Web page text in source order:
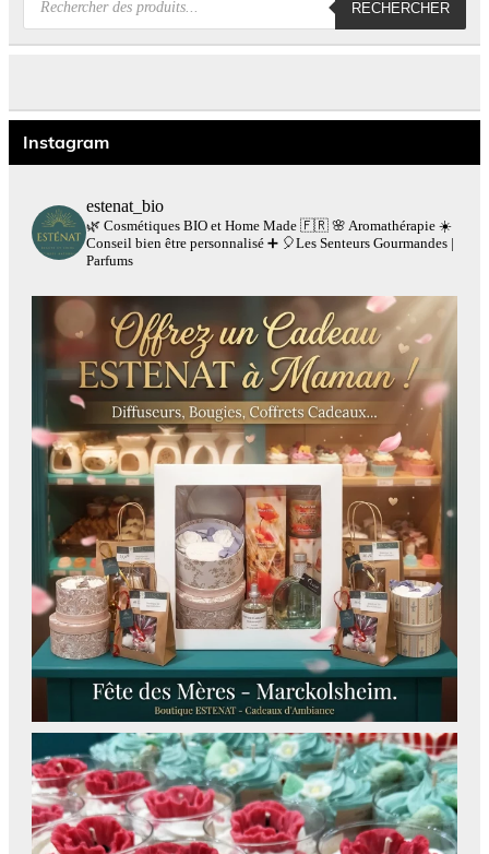
produits
RECHERCHER
Instagram
estenat_bio
🌿 Cosmétiques BIO et Home Made 🇫🇷🌸 Aromathérapie☀️
Conseil bien être personnalisé➕🎈Les Senteurs Gourmandes |
Parfums